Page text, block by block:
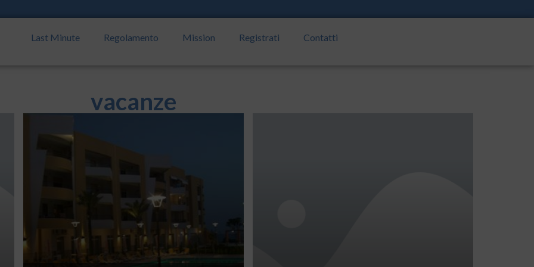
Last Minute Regolamento Mission Registrati Contatti
vacanze